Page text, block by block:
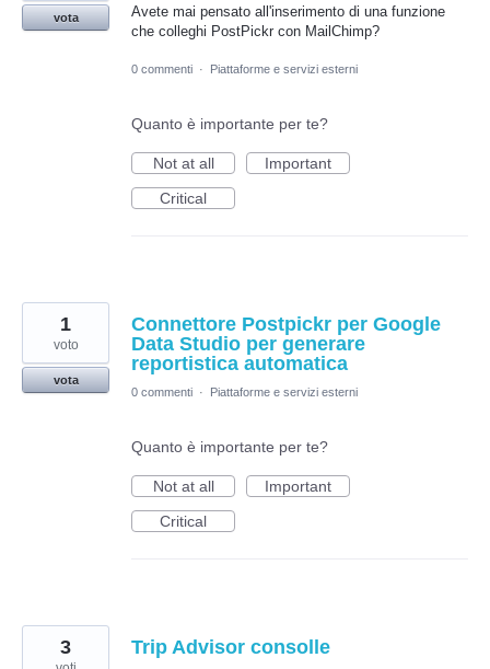
Avete mai pensato all'inserimento di una funzione
che colleghi PostPickr con MailChimp?
vota
0 commenti · Piattaforme e servizi esterni
Quanto è importante per te?
Not at all
Important
Critical
Connettore Postpickr per Google
Data Studio per generare
reportistica automatica
1
voto
vota
0 commenti · Piattaforme e servizi esterni
Quanto è importante per te?
Not at all
Important
Critical
Trip Advisor consolle
3